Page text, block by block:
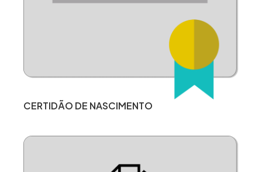
CERTIDÃO DE NASCIMENTO